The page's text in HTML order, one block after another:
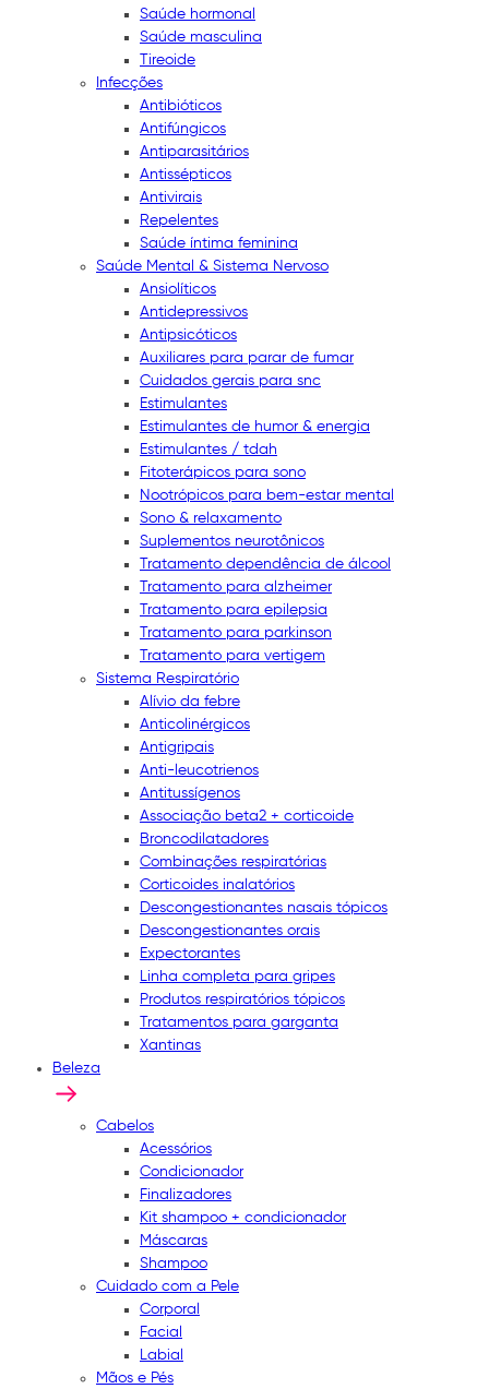
Saúde hormonal
Saúde masculina
Tireoide
Infecções
Antibióticos
Antifúngicos
Antiparasitários
Antissépticos
Antivirais
Repelentes
Saúde íntima feminina
Saúde Mental & Sistema Nervoso
Ansiolíticos
Antidepressivos
Antipsicóticos
Auxiliares para parar de fumar
Cuidados gerais para snc
Estimulantes
Estimulantes de humor & energia
Estimulantes / tdah
Fitoterápicos para sono
Nootrópicos para bem-estar mental
Sono & relaxamento
Suplementos neurotônicos
Tratamento dependência de álcool
Tratamento para alzheimer
Tratamento para epilepsia
Tratamento para parkinson
Tratamento para vertigem
Sistema Respiratório
Alívio da febre
Anticolinérgicos
Antigripais
Anti-leucotrienos
Antitussígenos
Associação beta2 + corticoide
Broncodilatadores
Combinações respiratórias
Corticoides inalatórios
Descongestionantes nasais tópicos
Descongestionantes orais
Expectorantes
Linha completa para gripes
Produtos respiratórios tópicos
Tratamentos para garganta
Xantinas
Beleza
Cabelos
Acessórios
Condicionador
Finalizadores
Kit shampoo + condicionador
Máscaras
Shampoo
Cuidado com a Pele
Corporal
Facial
Labial
Mãos e Pés